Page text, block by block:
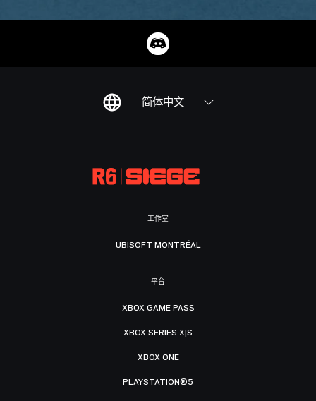
简体中文
工作室
UBISOFT MONTRÉAL
平台
XBOX GAME PASS
XBOX SERIES X|S
XBOX ONE
PLAYSTATION®5